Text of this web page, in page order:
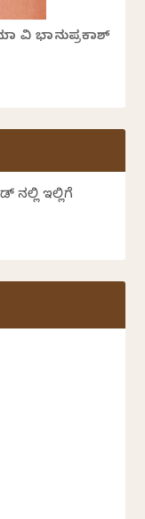
ವಿ ಭಾನುಪ್ರಕಾಶ್
ನಲ್ಲಿ ಇಲ್ಲಿಗೆ